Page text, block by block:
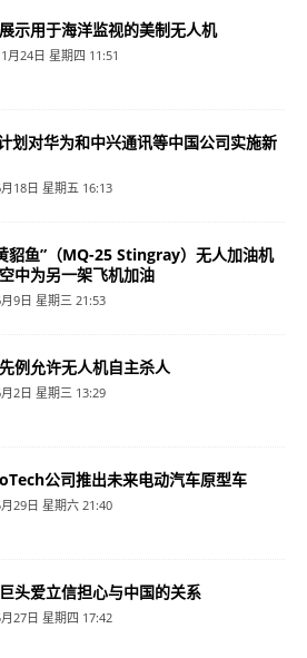
示用于海洋监视的美制无人机
月24日 星期四 11:51
划对华为和中兴通讯等中国公司实施新
18日 星期五 16:13
貂鱼”（MQ-25 Stingray）无人加油机
中为另一架飞机加油
9日 星期三 21:53
例允许无人机自主杀人
2日 星期三 13:29
公司推出未来电动汽车原型车
29日 星期六 21:40
头爱立信担心与中国的关系
27日 星期四 17:42